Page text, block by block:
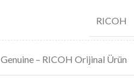
RICOH
Genuine – RICOH Orijinal Ürün